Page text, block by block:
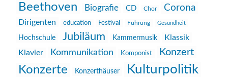
Beethoven Biografie CD Chor Corona
Dirigenten education Festival Führung Gesundheit
Hochschule Jubiläum Kammermusik
Klassik
Klavier
Kommunikation Komponist Konzert
Konzerte Konzerthäuser Kulturpolitik